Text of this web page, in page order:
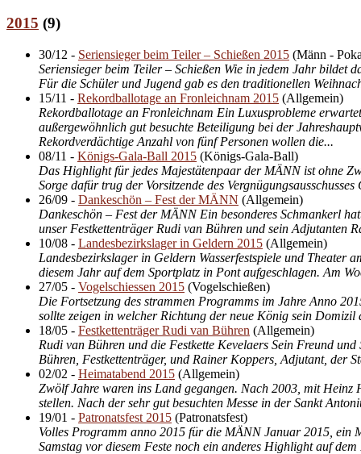
2015 (9)
30/12 - Seriensieger beim Teiler – Schießen 2015 (Männ -
Seriensieger beim Teiler – Schießen Wie in jedem Jahr bildet
Für die Schüler und Jugend gab es den traditionellen
15/11 - Rekordballotage an Fronleichnam 2015 (Allgemein)
Rekordballotage an Fronleichnam Ein Luxusprobleme
außergewöhnlich gut besuchte Beteiligung bei der
Rekordverdächtige Anzahl von fünf Personen wollen die...
08/11 - Königs-Gala-Ball 2015 (Königs-Gala-Ball)
Das Highlight für jedes Majestätenpaar der MÄNN ist ohne
Sorge dafür trug der Vorsitzende des
26/09 - Dankeschön – Fest der MÄNN (Allgemein)
Dankeschön – Fest der MÄNN Ein besonderes Schmankerl
unser Festkettenträger Rudi van Bühren und sein Adjutanten
10/08 - Landesbezirkslager in Geldern 2015 (Allgemein)
Landesbezirkslager in Geldern Wasserfestspiele und
diesem Jahr auf dem Sportplatz in Pont aufgeschlagen. Am
27/05 - Vogelschiessen 2015 (Vogelschießen)
Die Fortsetzung des strammen Programms im Jahre Anno
sollte zeigen in welcher Richtung der neue König sein
18/05 - Festkettenträger Rudi van Bühren (Allgemein)
Rudi van Bühren und die Festkette Kevelaers Sein Freund
Bühren, Festkettenträger, und Rainer Koppers, Adjutant, der
02/02 - Heimatabend 2015 (Allgemein)
Zwölf Jahre waren ins Land gegangen. Nach 2003, mit
stellen. Nach der sehr gut besuchten Messe in der Sankt
19/01 - Patronatsfest 2015 (Patronatsfest)
Volles Programm anno 2015 für die MÄNN Januar 2015, ein
Samstag vor diesem Feste noch ein anderes Highlight auf